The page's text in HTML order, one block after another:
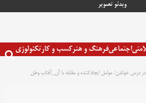
ویدئو تصویر
اجتماعیفرهنگ و هنرکسب و کارتکنولوژی
درس خواندن؛ عوامل ایجادکننده و مقابله با آن‌_آفتاب وطن